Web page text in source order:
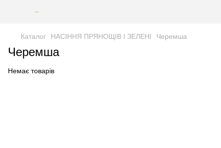
Каталог НАСІННЯ ПРЯНОЩІВ І ЗЕЛЕНІ Черемша
Черемша
Немає товарів